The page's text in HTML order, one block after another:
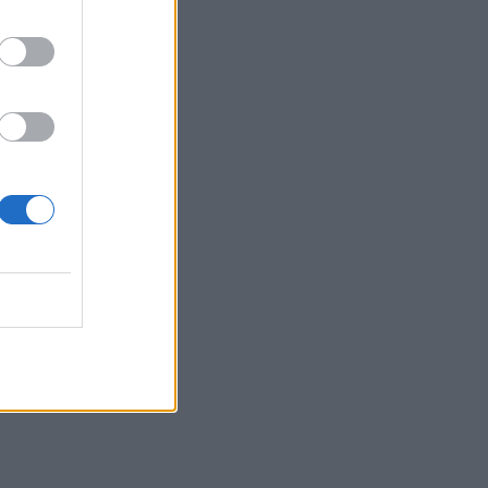
ΝΤΥΝΑΝ»